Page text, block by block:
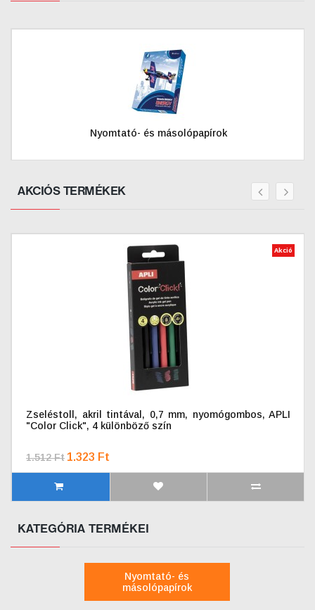
Nyomtató- és másolópapírok
AKCIÓS TERMÉKEK
Akció
Zseléstoll, akril tintával, 0,7 mm, nyomógombos, APLI
"Color Click", 4 különböző szín
1.512 Ft 1.323 Ft
KATEGÓRIA TERMÉKEI
Nyomtató- és
másolópapírok